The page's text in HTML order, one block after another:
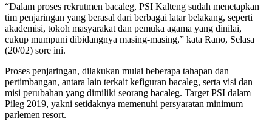
“Dalam proses rekrutmen bacaleg, PSI Kalteng sudah menetapkan
tim penjaringan yang berasal dari berbagai latar belakang, seperti
akademisi, tokoh masyarakat dan pemuka agama yang dinilai,
cukup mumpuni dibidangnya masing-masing,” kata Rano, Selasa
(20/02) sore ini.
Proses penjaringan, dilakukan mulai beberapa tahapan dan
pertimbangan, antara lain terkait kefiguran bacaleg, serta visi dan
misi perubahan yang dimiliki seorang bacaleg. Target PSI dalam
Pileg 2019, yakni setidaknya memenuhi persyaratan minimum
parlemen resort.